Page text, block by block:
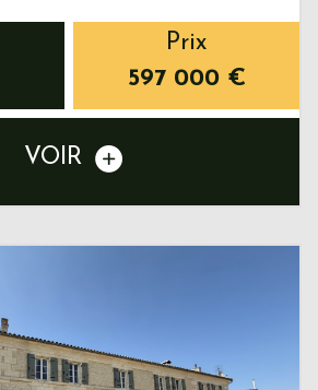
Prix
597 000 €
VOIR